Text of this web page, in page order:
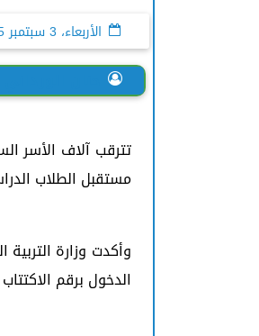
الأربعاء، 3 سبتمبر 2025
مستقبل الطلاب
وأكدت وزارة
الدخول برقم